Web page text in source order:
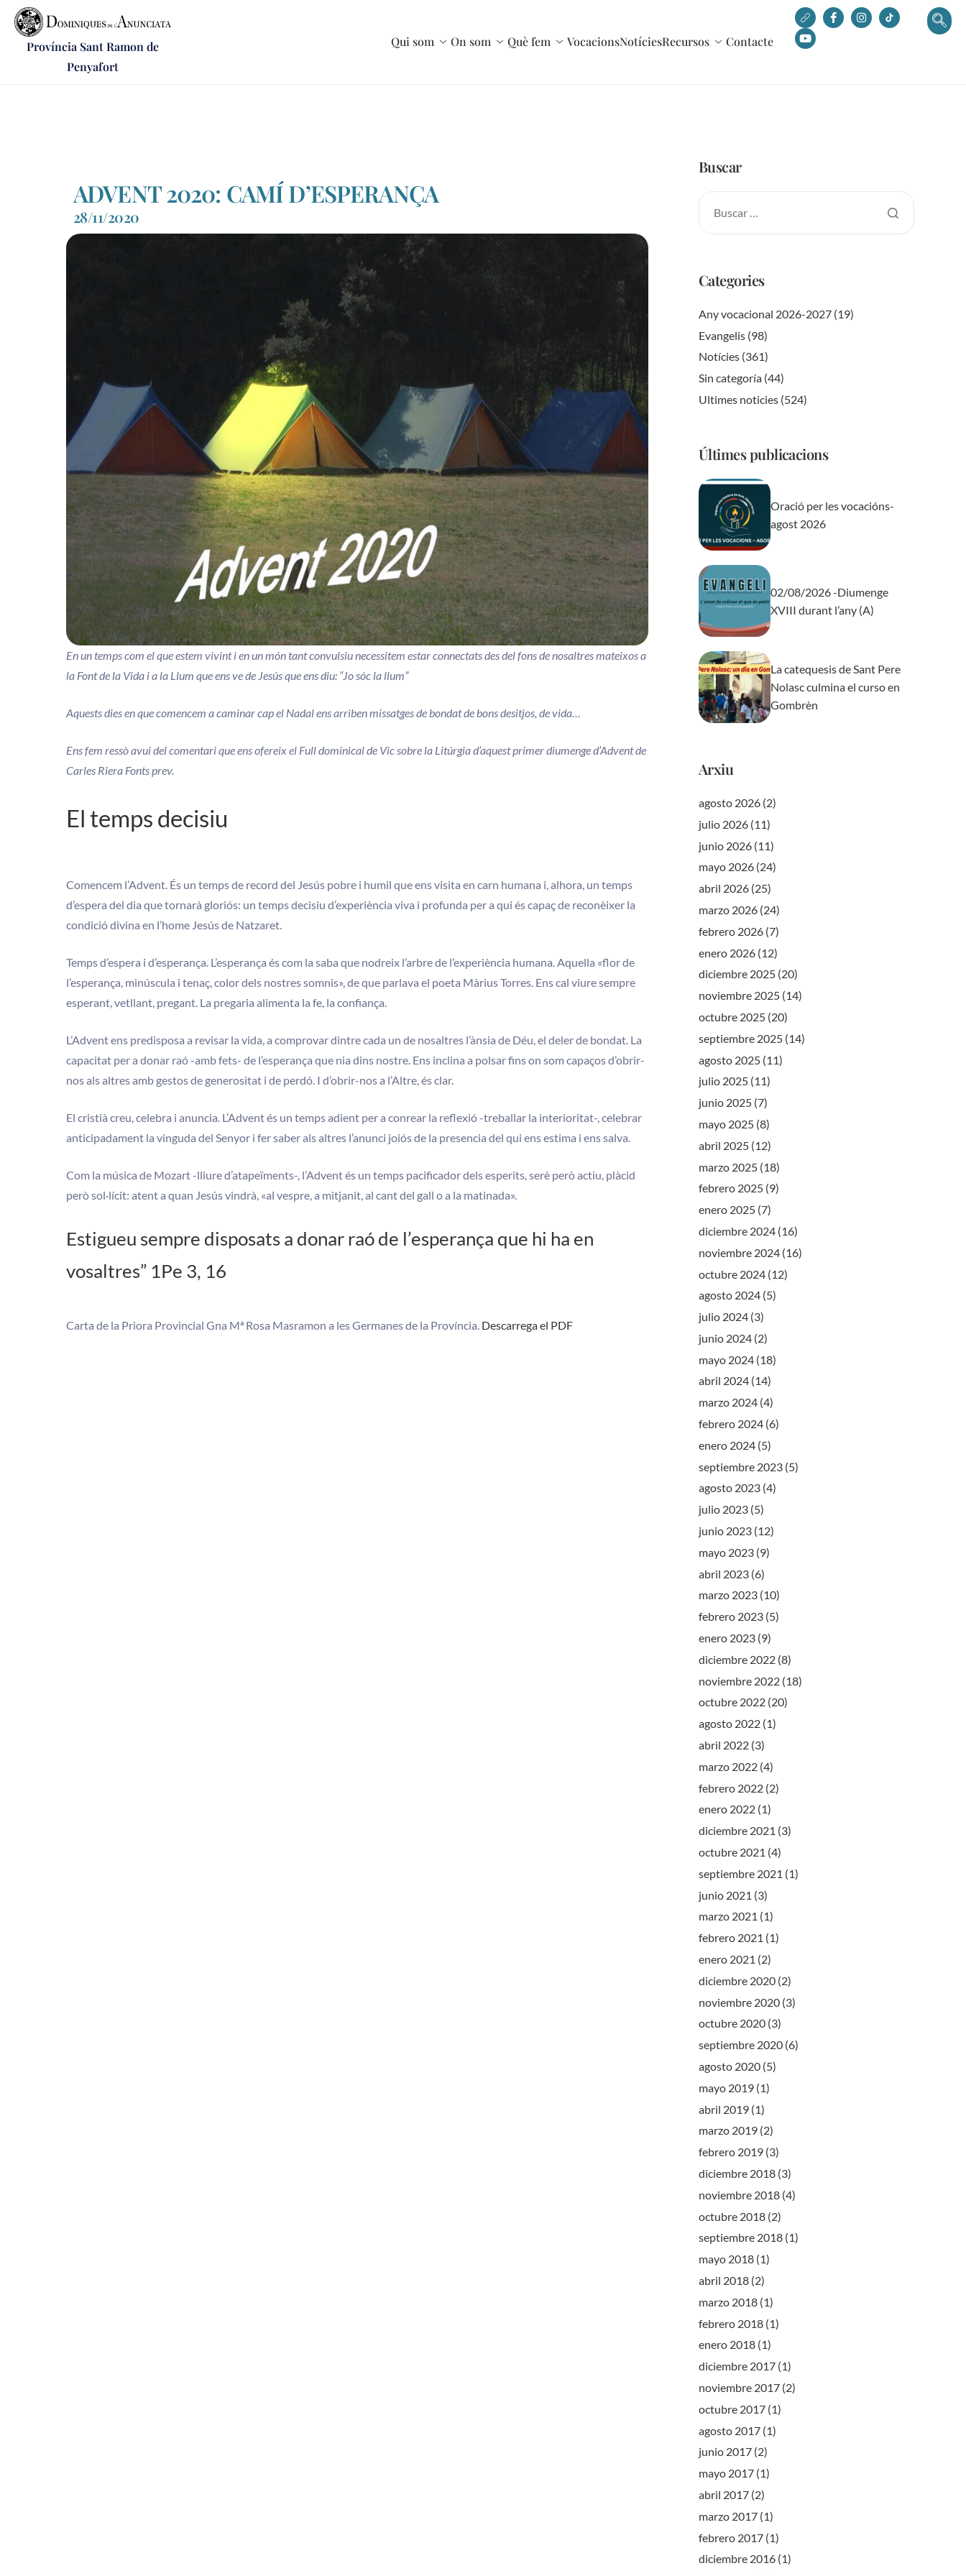
Província Sant Ramon de
Penyafort
Qui som On som Què fem VocacionsNotíciesRecursos Contacte
ADVENT 2020: CAMÍ D’ESPERANÇA
28/11/2020
En un temps com el que estem vivint i en un món tant convulsiu necessitem estar connectats des del fons de nosaltres mateixos a
la Font de la Vida i a la Llum que ens ve de Jesús que ens diu: “Jo sóc la llum”
Aquests dies en que comencem a caminar cap el Nadal ens arriben missatges de bondat de bons desitjos, de vida…
Ens fem ressò avui del comentari que ens ofereix el Full dominical de Vic sobre la Litúrgia d’aquest primer diumenge d’Advent de
Carles Riera Fonts prev.
El temps decisiu
Comencem l’Advent. És un temps de record del Jesús pobre i humil que ens visita en carn humana i, alhora, un temps
d’espera del dia que tornarà gloriós: un temps decisiu d’experiència viva i profunda per a qui és capaç de reconèixer la
condició divina en l’home Jesús de Natzaret.
Temps d’espera i d’esperança. L’esperança és com la saba que nodreix l’arbre de l’experiència humana. Aquella «flor de
l’esperança, minúscula i tenaç, color dels nostres somnis», de que parlava el poeta Màrius Torres. Ens cal viure sempre
esperant, vetllant, pregant. La pregaria alimenta la fe, la confiança.
L’Advent ens predisposa a revisar la vida, a comprovar dintre cada un de nosaltres l’ànsia de Déu, el deler de bondat. La
capacitat per a donar raó -amb fets- de l’esperança que nia dins nostre. Ens inclina a polsar fins on som capaços d’obrir-
nos als altres amb gestos de generositat i de perdó. I d’obrir-nos a l’Altre, és clar.
El cristià creu, celebra i anuncia. L’Advent és un temps adient per a conrear la reflexió -treballar la interioritat-, celebrar
anticipadament la vinguda del Senyor i fer saber als altres l’anunci joiós de la presencia del qui ens estima i ens salva.
Com la música de Mozart -lliure d’atapeïments-, l’Advent és un temps pacificador dels esperits, serè però actiu, plàcid
però sol·lícit: atent a quan Jesús vindrà, «al vespre, a mitjanit, al cant del gall o a la matinada».
Estigueu sempre disposats a donar raó de l’esperança que hi ha en
vosaltres” 1Pe 3, 16
Carta de la Priora Provincial Gna Mª Rosa Masramon a les Germanes de la Província. Descarrega el PDF
Buscar
Categories
Any vocacional 2026-2027 (19)
Evangelis (98)
Notícies (361)
Sin categoría (44)
Ultimes noticies (524)
Últimes publicacions
Oració per les vocacións-
agost 2026
02/08/2026 -Diumenge
XVIII durant l’any (A)
La catequesis de Sant Pere
Nolasc culmina el curso en
Gombrèn
Arxiu
agosto 2026 (2)
julio 2026 (11)
junio 2026 (11)
mayo 2026 (24)
abril 2026 (25)
marzo 2026 (24)
febrero 2026 (7)
enero 2026 (12)
diciembre 2025 (20)
noviembre 2025 (14)
octubre 2025 (20)
septiembre 2025 (14)
agosto 2025 (11)
julio 2025 (11)
junio 2025 (7)
mayo 2025 (8)
abril 2025 (12)
marzo 2025 (18)
febrero 2025 (9)
enero 2025 (7)
diciembre 2024 (16)
noviembre 2024 (16)
octubre 2024 (12)
agosto 2024 (5)
julio 2024 (3)
junio 2024 (2)
mayo 2024 (18)
abril 2024 (14)
marzo 2024 (4)
febrero 2024 (6)
enero 2024 (5)
septiembre 2023 (5)
agosto 2023 (4)
julio 2023 (5)
junio 2023 (12)
mayo 2023 (9)
abril 2023 (6)
marzo 2023 (10)
febrero 2023 (5)
enero 2023 (9)
diciembre 2022 (8)
noviembre 2022 (18)
octubre 2022 (20)
agosto 2022 (1)
abril 2022 (3)
marzo 2022 (4)
febrero 2022 (2)
enero 2022 (1)
diciembre 2021 (3)
octubre 2021 (4)
septiembre 2021 (1)
junio 2021 (3)
marzo 2021 (1)
febrero 2021 (1)
enero 2021 (2)
diciembre 2020 (2)
noviembre 2020 (3)
octubre 2020 (3)
septiembre 2020 (6)
agosto 2020 (5)
mayo 2019 (1)
abril 2019 (1)
marzo 2019 (2)
febrero 2019 (3)
diciembre 2018 (3)
noviembre 2018 (4)
octubre 2018 (2)
septiembre 2018 (1)
mayo 2018 (1)
abril 2018 (2)
marzo 2018 (1)
febrero 2018 (1)
enero 2018 (1)
diciembre 2017 (1)
noviembre 2017 (2)
octubre 2017 (1)
agosto 2017 (1)
junio 2017 (2)
mayo 2017 (1)
abril 2017 (2)
marzo 2017 (1)
febrero 2017 (1)
diciembre 2016 (1)